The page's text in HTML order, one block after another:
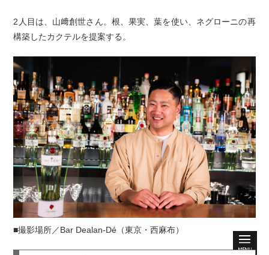
2人目は、山﨑創世さん。根、果実、葉を使い、ネグローニの再
構築したカクテルを提案する。
■撮影場所／Bar Dealan-Dé（東京・西麻布）